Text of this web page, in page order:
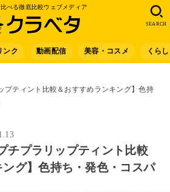
べる徹底比較ウェブメディア
ンク 動画配信 美容・コスメ くらし
SEARCH
プティント比較＆おすすめランキング】色持
チプラリップティント比較
ング】色持ち・発色・コスパ